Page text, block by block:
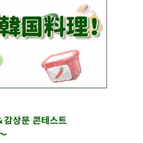
상문 콘테스트